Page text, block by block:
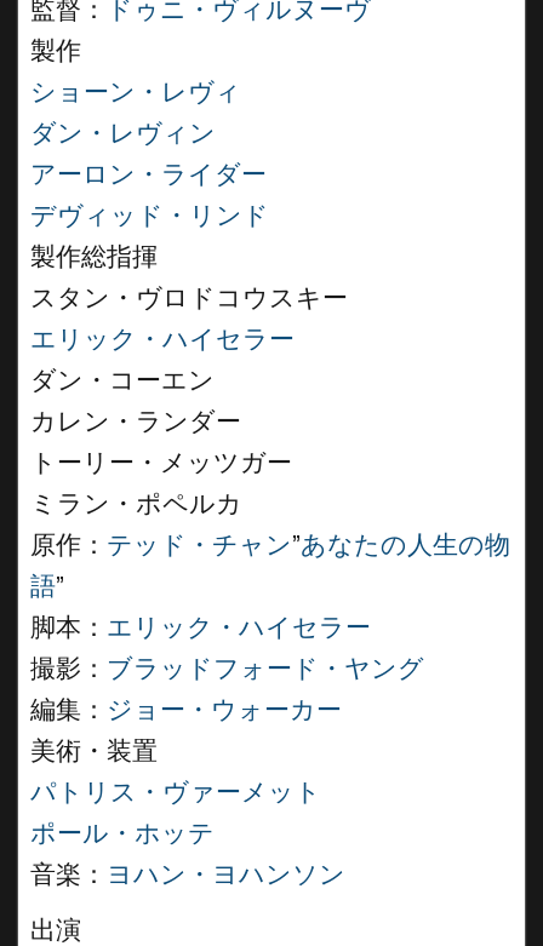
監督：
ドゥニ・ヴィルヌーヴ
製作
ショーン・レヴィ
ダン・レヴィン
アーロン・ライダー
デヴィッド・リンド
製作総指揮
スタン・ヴロドコウスキー
エリック・ハイセラー
ダン・コーエン
カレン・ランダー
トーリー・メッツガー
ミラン・ポペルカ
原作： テッド・チャン”あなたの人生の物
語”
脚本： エリック・ハイセラー
撮影： ブラッドフォード・ヤング
編集： ジョー・ウォーカー
美術・装置
パトリス・ヴァーメット
ポール・ホッテ
音楽： ヨハン・ヨハンソン
出演